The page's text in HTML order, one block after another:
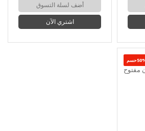
أضف لسلة التسوق
اشتري الآن